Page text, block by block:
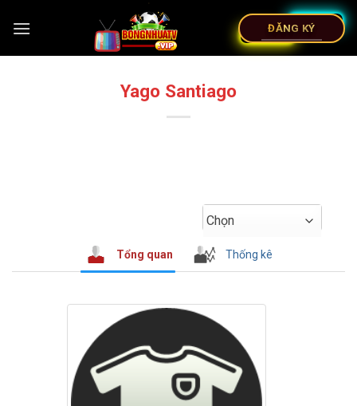
ĐĂNG KÝ
Yago Santiago
Chọn
Tổng quan Thống kê